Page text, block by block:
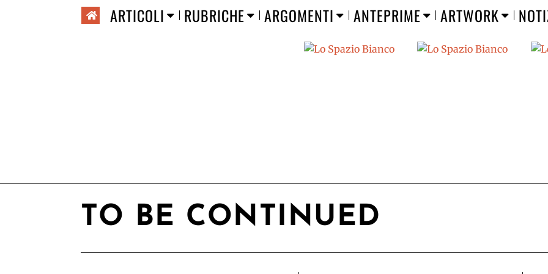
ARTICOLI RUBRICHE ARGOMENTI ANTEPRIME ARTWORK
TO BE CONTINUED